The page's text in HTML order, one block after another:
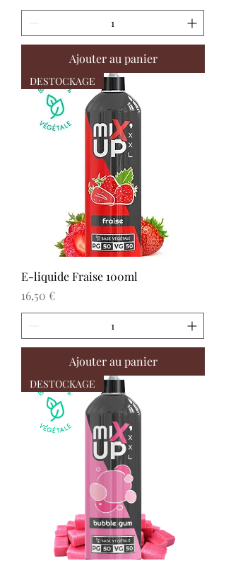
Ajouter au panier
DESTOCKAGE
E-liquide Fraise 100ml
Prix
16,50 €
Ajouter au panier
DESTOCKAGE